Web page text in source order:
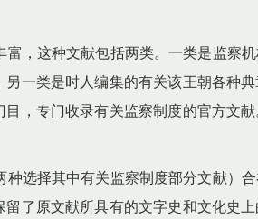
，这种文献包括两类。一类是监察
一类是时人编集的有关该王朝各种
，专门收录有关监察制度的官方文
选择其中有关监察制度部分文献）
了原文献所具有的文字史和文化史